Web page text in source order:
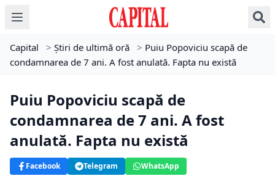
Capital > Știri de ultimă oră > Puiu Popoviciu scapă de
condamnarea de 7 ani. A fost anulată. Fapta nu există
Puiu Popoviciu scapă de
condamnarea de 7 ani. A fost
anulată. Fapta nu există
Facebook Telegram WhatsApp